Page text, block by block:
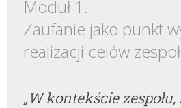
Moduł 1.
Zaufanie jako punkt
realizacji celów
„W kontekście